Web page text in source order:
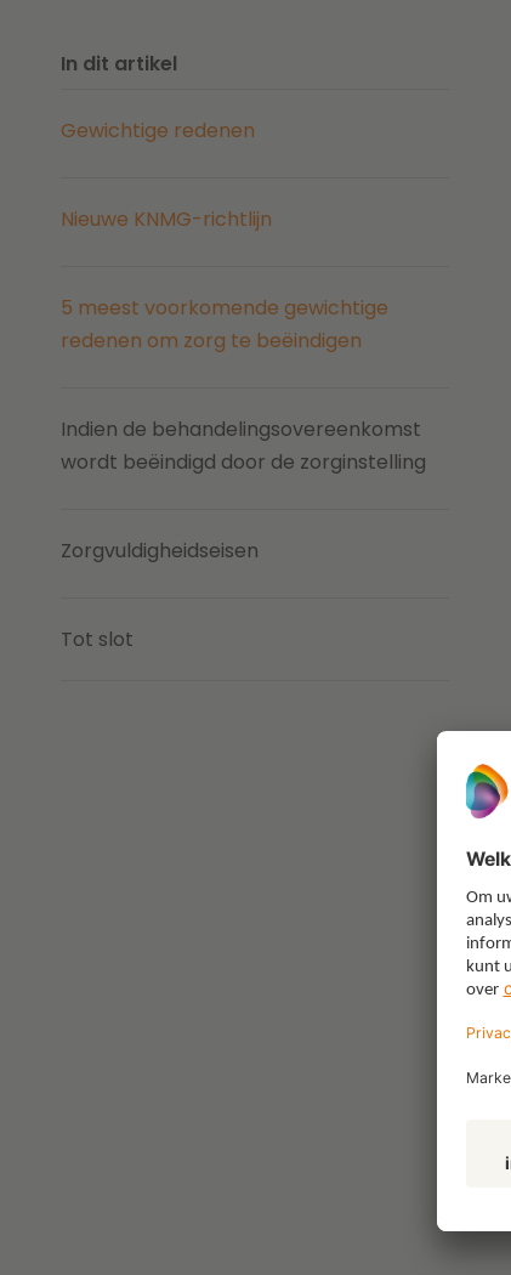
In dit artikel
Gewichtige redenen
Nieuwe KNMG-richtlijn
5 meest voorkomende gewichtige
redenen om zorg te beëindigen
Indien de behandelingsovereenkomst
wordt beëindigd door de zorginstelling
Zorgvuldigheidseisen
Tot slot